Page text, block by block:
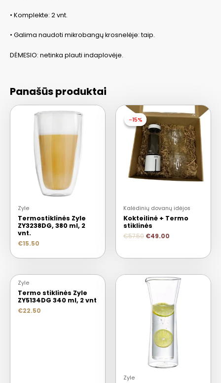
• Komplekte: 2 vnt.
• Galima naudoti mikrobangų krosnelėje: taip.
DĖMESIO: netinka plauti indaplovėje.
Panašūs produktai
Zyle
Termostiklinės Zyle
ZY3238DG, 380 ml, 2
vnt.
€15.50
-15%
-15%
Kalėdinių dovanų idėjos
Kokteilinė + Termo
stiklinės
€57.50 €49.00
Zyle
Termo stiklinės Zyle
ZY5134DG 340 ml, 2 vnt
€22.50
Zyle